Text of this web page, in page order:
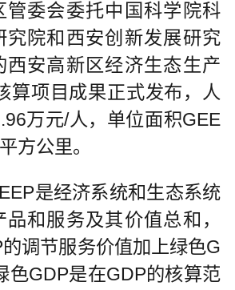
管委会委托中国科学院科
究院和西安创新发展研究
西安高新区经济生态生产
算项目成果正式发布，人
万元/人，单位面积GEE
方公里。
是经济系统和生态系统
和服务及其价值总和，
调节服务价值加上绿色G
色GDP是在GDP的核算范